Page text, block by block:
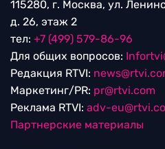
115280, г. Москва, ул.
д. 26, этаж 2
тел: +7 (499) 579-86-96
Для общих вопросов:
Редакция RTVI:
Маркетинг/PR: pr@rtvi.com
Реклама RTVI: adv-
Партнерские материалы